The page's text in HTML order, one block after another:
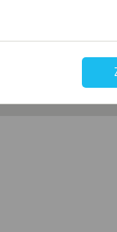
Тільки онлайн